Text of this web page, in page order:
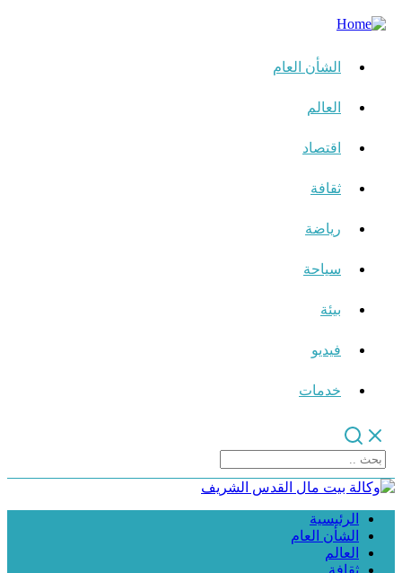
الشأن العام
العالم
اقتصاد
ثقافة
رياضة
سياحة
بيئة
فيديو
خدمات
الرئيسية
الشأن العام
العالم
ثقافة